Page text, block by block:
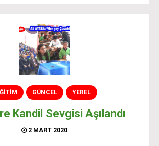
GÜNCEL YEREL
Kandil Sevgisi Aşılandı
2 MART 2020